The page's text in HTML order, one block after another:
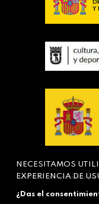
Actividad subvencionada por
NECESITAMOS
EXPERIENCIA DE
¿Das el